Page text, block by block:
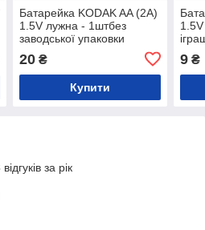
Батарейка KODAK AA (2A)
1.5V лужна - 1штбез
заводської упаковки
20₴
Купити
9 ₴
за рік